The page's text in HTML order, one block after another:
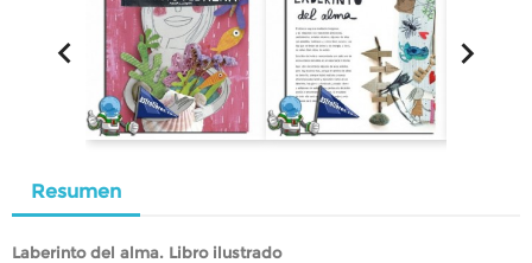
 
Resumen
Laberinto del alma. Libro ilustrado